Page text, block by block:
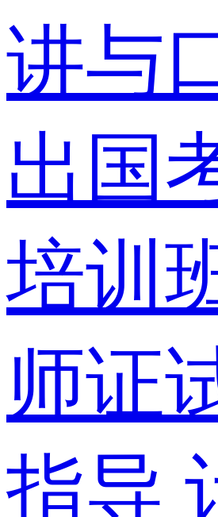
讲与
出国
培训
师证
指导